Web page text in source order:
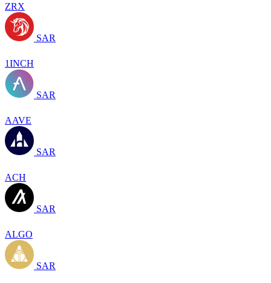
ZRX
SAR
1INCH
SAR
AAVE
SAR
ACH
SAR
ALGO
SAR